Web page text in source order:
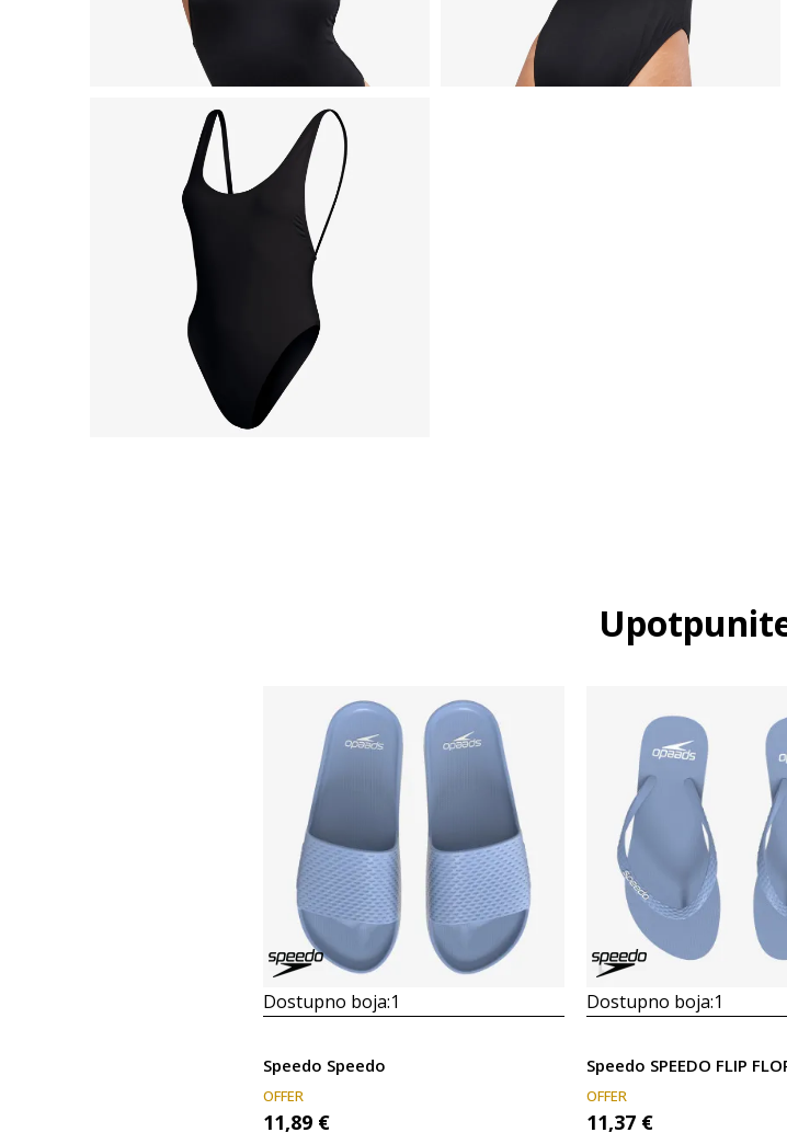
Dostupno boja:1
Speedo Speedo
OFFER
11,89 €
Dostupno boja:1
Speedo SPEEDO FLIP
OFFER
11,37 €